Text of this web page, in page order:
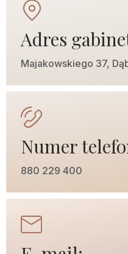
Adres
Majakowskiego 37,
Numer
880 229 400